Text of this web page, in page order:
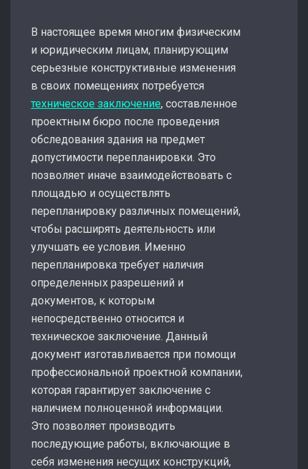
В настоящее время многим физическим
и юридическим лицам, планирующим
серьезные конструктивные изменения
в своих помещениях потребуется
техническое заключение, составленное
проектным бюро после проведения
обследования здания на предмет
допустимости перепланировки. Это
позволяет иначе взаимодействовать с
площадью и осуществлять
перепланировку различных помещений,
чтобы расширять деятельность или
улучшать ее условия. Именно
перепланировка требует наличия
определенных разрешений и
документов, к которым
непосредственно относится и
техническое заключение. Данный
документ изготавливается при помощи
профессиональной проектной компании,
которая гарантирует заключение с
наличием полноценной информации.
Это позволяет производить
последующие работы, включающие в
себя изменения несущих конструкций,